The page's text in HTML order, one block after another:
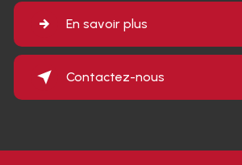
En savoir plus
Contactez-nous